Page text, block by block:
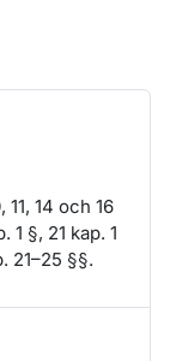
11, 14 och 16
1 §, 21 kap. 1
21–25 §§.